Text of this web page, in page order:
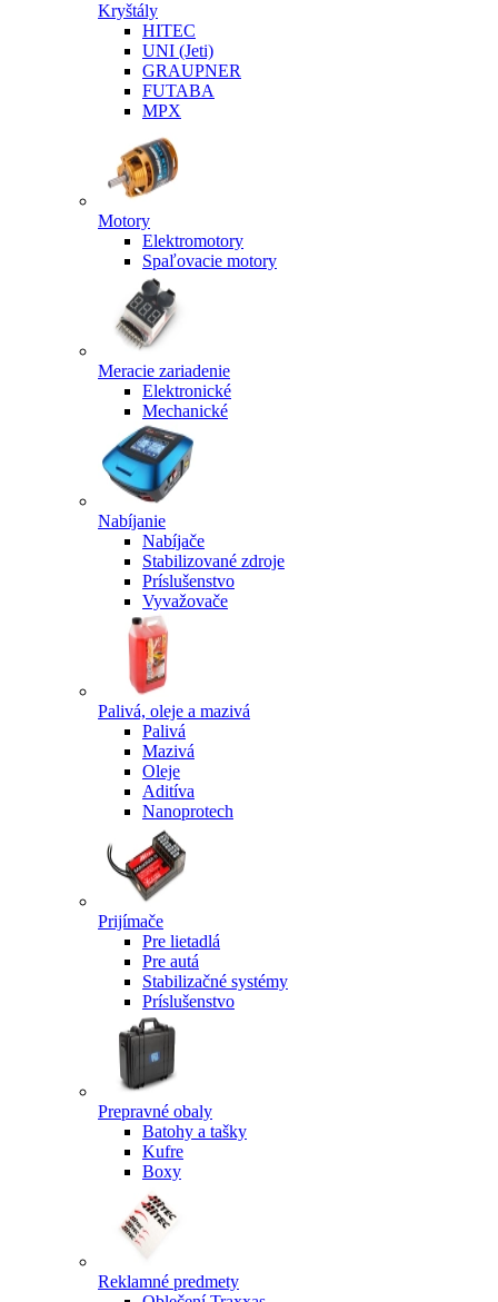
Kryštály
HITEC
UNI (Jeti)
GRAUPNER
FUTABA
MPX
Motory
Elektromotory
Spaľovacie motory
Meracie zariadenie
Elektronické
Mechanické
Nabíjanie
Nabíjače
Stabilizované zdroje
Príslušenstvo
Vyvažovače
Palivá, oleje a mazivá
Palivá
Mazivá
Oleje
Aditíva
Nanoprotech
Prijímače
Pre lietadlá
Pre autá
Stabilizačné systémy
Príslušenstvo
Prepravné obaly
Batohy a tašky
Kufre
Boxy
Reklamné predmety